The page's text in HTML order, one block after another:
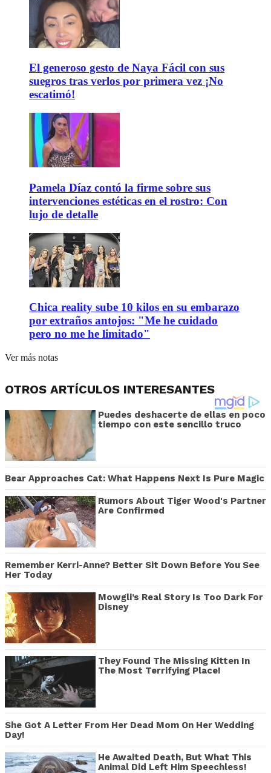
El generoso gesto de Naya Fácil con sus
suegros tras verlos por primera vez ¡No
escatimó!
Pamela Díaz contó la firme sobre sus
intervenciones estéticas en el rostro: Con
lujo de detalle
Chica reality sube 10 kilos en su embarazo
por extraños antojos: "Me he cuidado
pero no me he limitado"
Ver más notas
OTROS ARTÍCULOS INTERESANTES
Puedes deshacerte de ellas en poco
tiempo con este sencillo truco
Bear Approaches Cat: What Happens Next Is Pure Magic
Rumors About Tiger Wood's Partner
Are Confirmed
Remember Kerri-Anne? Better Sit Down Before You See
Her Today
Mowgli’s Real Story Is Too Dark For
Disney
They Found The Missing Kitten In
The Most Terrifying Place!
She Got A Letter From Her Dead Mom On Her Wedding
Day!
He Awaited Death, But What This
Animal Did Left Him Speechless!